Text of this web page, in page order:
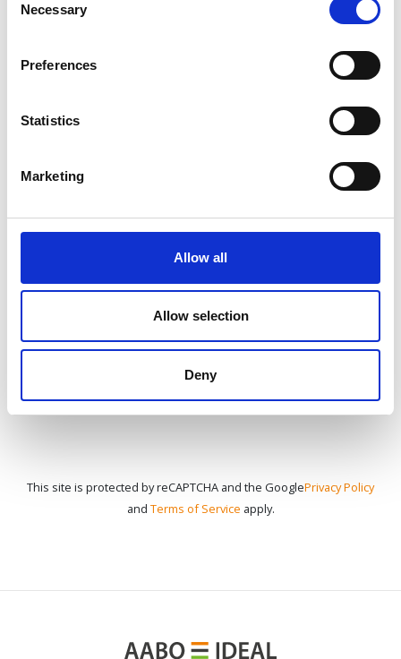
Selection
Necessary
Preferences
Statistics
Marketing
Allow all
Allow selection
Deny
Ponieważ wiemy jak
skontaktuj się z nami w każdej chwili.
KONTAKT Z NAMI
This site is protected by reCAPTCHA and the GooglePrivacy Policy
and Terms of Service apply.